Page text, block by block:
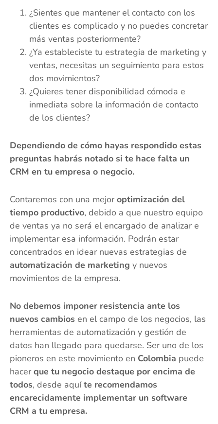
¿Sientes que mantener el contacto con los
clientes es complicado y no puedes concretar
más ventas posteriormente?
¿Ya estableciste tu estrategia de marketing y
ventas, necesitas un seguimiento para estos
dos movimientos?
¿Quieres tener disponibilidad cómoda e
inmediata sobre la información de contacto
de los clientes?
Dependiendo de cómo hayas respondido estas
preguntas habrás notado si te hace falta un
CRM en tu empresa o negocio.
Contaremos con una mejoroptimización del
tiempo productivo, debido a que nuestro equipo
de ventas ya no será el encargado de analizar e
implementar esa información. Podrán estar
concentrados en idear nuevas estrategias de
automatización de marketing y nuevos
movimientos de la empresa.
No debemos imponer resistencia ante los
nuevos cambios en el campo de los negocios, las
herramientas de automatización y gestión de
datos han llegado para quedarse. Ser uno de los
pioneros en este movimiento en Colombia puede
hacerque tu negocio destaque por encima de
todos, desde aquíte recomendamos
encarecidamente implementar un software
CRM a tu empresa.